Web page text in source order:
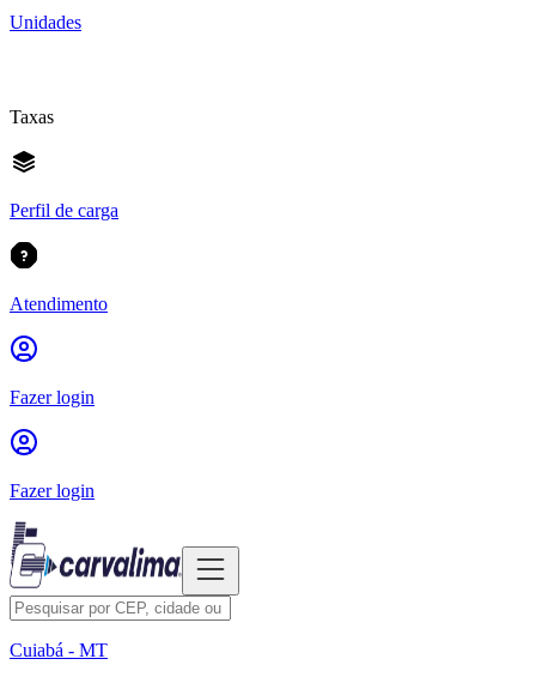
Unidades
Taxas
Perfil de carga
Atendimento
Fazer login
Fazer login
Cuiabá - MT